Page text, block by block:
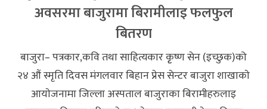
अवसरमा बाजुरामा बिरामीलाइ फलफुल
बितरण
बाजुरा– पत्रकार,कवि तथा साहित्यकार कृृष्ण सेन (इच्छुक)को
२४ औं स्मृति दिवस मंगलवार बिहान प्रेस सेन्टर बाजुरा शाखाकाे
आयाेजनामा जिल्ला अस्पताल बाजुराका बिरामीहरुलाइ